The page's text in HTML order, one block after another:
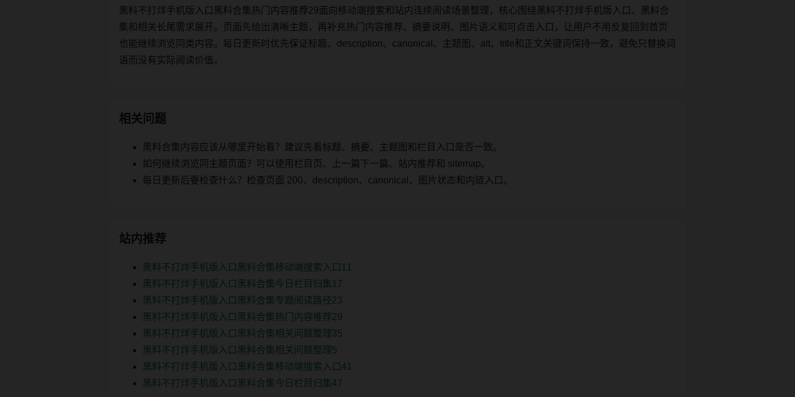
黑料不打烊手机版入口黑料合集热门内容推荐29面向移动端搜索和站内连续阅读场景整理，核心围绕黑料不打烊手机版入口、黑料合
集和相关长尾需求展开。页面先给出清晰主题，再补充热门内容推荐、摘要说明、图片语义和可点击入口，让用户不用反复回到首页
也能继续浏览同类内容。每日更新时优先保证标题、description、canonical、主题图、alt、title和正文关键词保持一致，避免只替换词
语而没有实际阅读价值。
相关问题
黑料合集内容应该从哪里开始看？建议先看标题、摘要、主题图和栏目入口是否一致。
如何继续浏览同主题页面？可以使用栏目页、上一篇下一篇、站内推荐和 sitemap。
每日更新后要检查什么？检查页面 200、description、canonical、图片状态和内链入口。
站内推荐
黑料不打烊手机版入口黑料合集移动端搜索入口11
黑料不打烊手机版入口黑料合集今日栏目归集17
黑料不打烊手机版入口黑料合集专题阅读路径23
黑料不打烊手机版入口黑料合集热门内容推荐29
黑料不打烊手机版入口黑料合集相关问题整理35
黑料不打烊手机版入口黑料合集相关问题整理5
黑料不打烊手机版入口黑料合集移动端搜索入口41
黑料不打烊手机版入口黑料合集今日栏目归集47